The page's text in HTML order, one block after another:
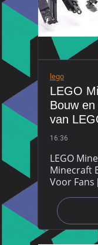
lego
LEGO
Bouw
van
16:36
LEGO
Minecraft
Voor